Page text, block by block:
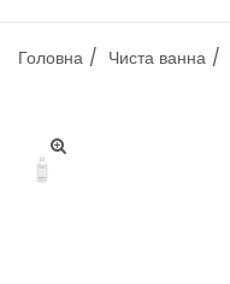
Головна Чиста ванна